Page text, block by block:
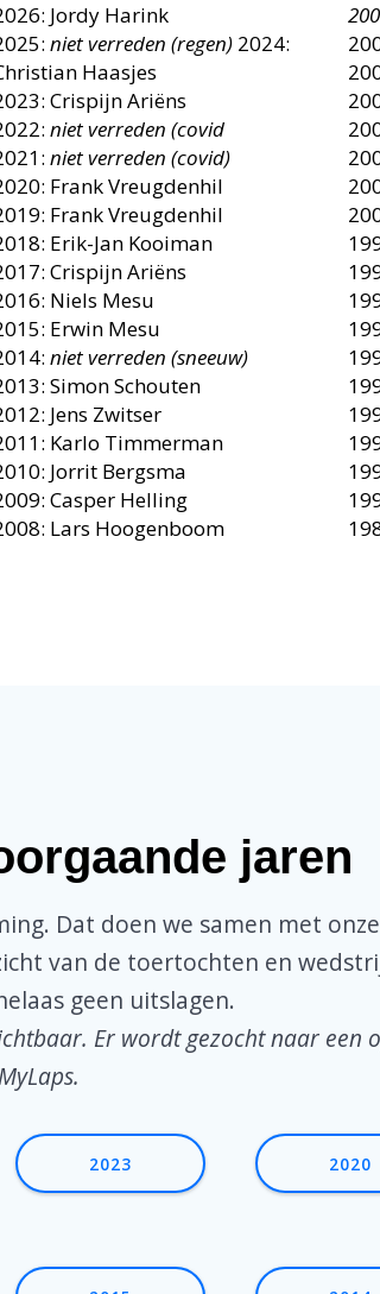
Jordy Harink
niet verreden (regen) 2024:
Haasjes
Crispijn Ariëns
niet verreden (covid
niet verreden (covid)
Frank Vreugdenhil
Frank Vreugdenhil
Erik-Jan Kooiman
Crispijn Ariëns
Niels Mesu
Erwin Mesu
niet verreden (sneeuw)
Simon Schouten
Jens Zwitser
Karlo Timmerman
Jorrit Bergsma
Casper Helling
Lars Hoogenboom
jaren
Dat doen we samen met
van de toertochten en
geen uitslagen.
Er wordt gezocht naar een
2023 2020